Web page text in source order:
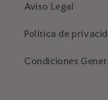
Aviso Legal
Política de
Condiciones